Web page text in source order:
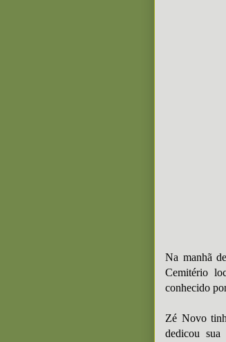
Na manhã
Cemitério
conhecido
Zé Novo
dedicou